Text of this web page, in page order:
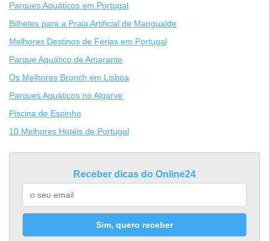
Parques Aquáticos em Portugal
Bilhetes para a Praia Artificial de Mangualde
Melhores Destinos de Férias em Portugal
Parque Aquático de Amarante
Os Melhores Brunch em Lisboa
Parques Aquáticos no Algarve
Piscina de Espinho
10 Melhores Hotéis de Portugal
Receber dicas do Online24
Sim, quero receber